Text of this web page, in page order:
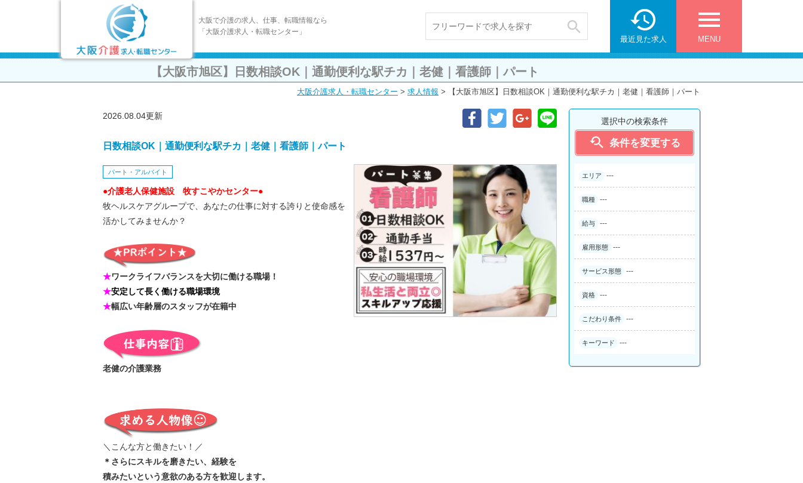
大阪で介護の求人、仕事、転職情報なら
「大阪介護求人・転職センター」
 menu
MENU

最近見た求人
【大阪市旭区】日数相談OK｜通勤便利な駅チカ｜老健｜看護師｜パート
大阪介護求人・転職センター > 求人情報 > 【大阪市旭区】日数相談OK｜通勤便利な駅チカ｜老健｜看護師｜パート
選択中の検索条件
 条件を変更する
エリア ---
職種 ---
給与 ---
雇用形態 ---
サービス形態 ---
資格 ---
こだわり条件 ---
キーワード ---
2026.08.04更新
日数相談OK｜通勤便利な駅チカ｜老健｜看護師｜パート
パート・アルバイト
●介護老人保健施設 牧すこやかセンター●
牧ヘルスケアグループで、あなたの仕事に対する誇りと使命感を
活かしてみませんか？
★ワークライフバランスを大切に働ける職場！
★安定して長く働ける職場環境
★幅広い年齢層のスタッフが在籍中
老健の介護業務
＼こんな方と働きたい！／
＊さらにスキルを磨きたい、経験を
積みたいという意欲のある方を歓迎します。